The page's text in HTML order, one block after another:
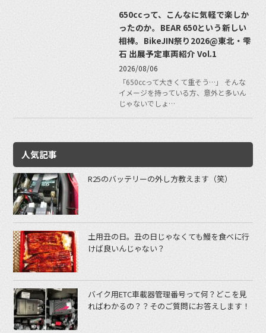
650ccって、こんなに気軽で楽しか
ったのか。BEAR 650という新しい
相棒。BikeJIN祭り2026@東北・雫
石 出展予定車両紹介 Vol.1
2026/08/06
「650ccって大きくて重そう…」 そんな
イメージを持っている方、意外と多いん
じゃないでしょ…
人気記事
R25のバッテリーの外し方教えます（笑）
土用丑の日。丑の日じゃなくても鰻を食べに行
けば良いんじゃない？
バイク用ETC車載器管理番号って何？どこを見
ればわかるの？？そのご質問にお答えします！